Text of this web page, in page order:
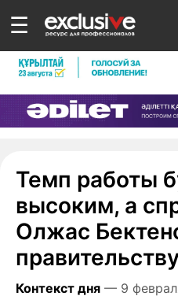
☰
Темп работы
высоким, а
Олжас
Контекст дня — 9